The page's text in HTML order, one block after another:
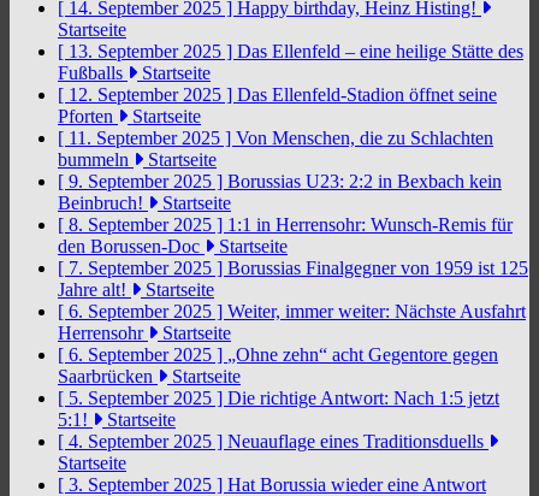
[ 14. September 2025 ] Happy birthday, Heinz Histing!
Startseite
[ 13. September 2025 ] Das Ellenfeld – eine heilige Stätte des
Fußballs
Startseite
[ 12. September 2025 ] Das Ellenfeld-Stadion öffnet seine
Pforten
Startseite
[ 11. September 2025 ] Von Menschen, die zu Schlachten
bummeln
Startseite
[ 9. September 2025 ] Borussias U23: 2:2 in Bexbach kein
Beinbruch!
Startseite
[ 8. September 2025 ] 1:1 in Herrensohr: Wunsch-Remis für
den Borussen-Doc
Startseite
[ 7. September 2025 ] Borussias Finalgegner von 1959 ist 125
Jahre alt!
Startseite
[ 6. September 2025 ] Weiter, immer weiter: Nächste Ausfahrt
Herrensohr
Startseite
[ 6. September 2025 ] „Ohne zehn“ acht Gegentore gegen
Saarbrücken
Startseite
[ 5. September 2025 ] Die richtige Antwort: Nach 1:5 jetzt
5:1!
Startseite
[ 4. September 2025 ] Neuauflage eines Traditionsduells
Startseite
[ 3. September 2025 ] Hat Borussia wieder eine Antwort